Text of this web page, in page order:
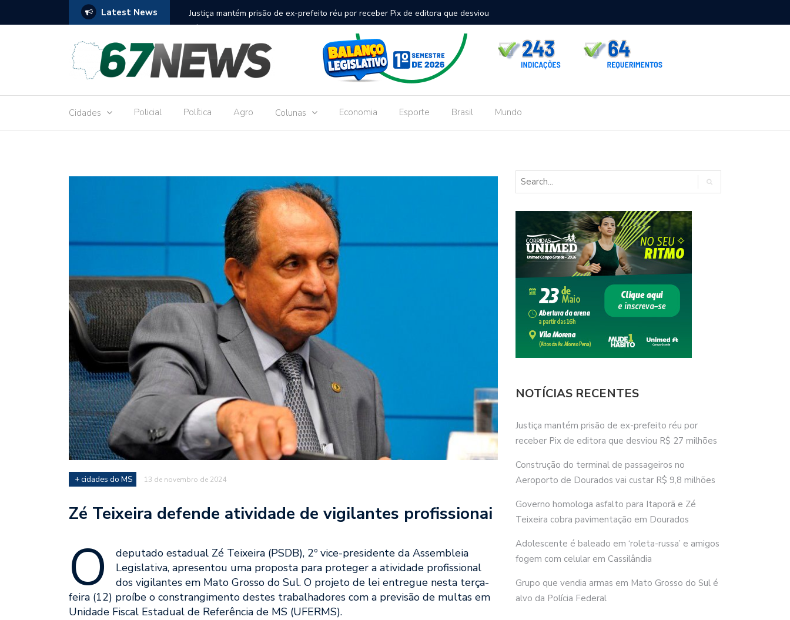
Latest News
réu por receber Pix de editora que desviou
Construção do terminal de passageiros no Aeroporto de Dourados vai custar R$
9,8 milhões
Dourados
Cidades Policial Política Agro Colunas Economia Esporte Brasil Mundo
+ cidades do MS 13 de novembro de 2024
Zé Teixeira defende atividade de vigilantes profissionai
O
deputado estadual Zé Teixeira (PSDB), 2º vice-presidente da Assembleia
Legislativa, apresentou uma proposta para proteger a atividade profissional
dos vigilantes em Mato Grosso do Sul. O projeto de lei entregue nesta terça-
feira (12) proíbe o constrangimento destes trabalhadores com a previsão de multas em
Unidade Fiscal Estadual de Referência de MS (UFERMS).
NOTÍCIAS RECENTES
Justiça mantém prisão de ex-prefeito réu por
receber Pix de editora que desviou R$ 27 milhões
Construção do terminal de passageiros no
Aeroporto de Dourados vai custar R$ 9,8 milhões
Governo homologa asfalto para Itaporã e Zé
Teixeira cobra pavimentação em Dourados
Adolescente é baleado em ‘roleta-russa’ e amigos
fogem com celular em Cassilândia
Grupo que vendia armas em Mato Grosso do Sul é
alvo da Polícia Federal